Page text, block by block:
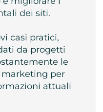
dei siti.
casi pratici,
da progetti
le
per
attuali